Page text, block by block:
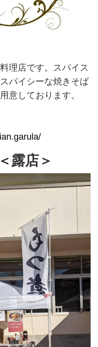
理店です。スパイス
パイシーな焼きそば
意しております。
露店＞